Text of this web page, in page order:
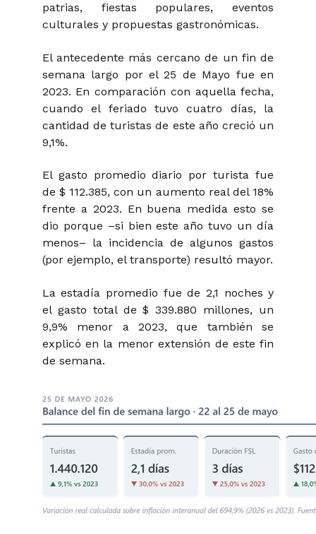
patrias, fiestas populares, eventos
culturales y propuestas gastronómicas.
El antecedente más cercano de un fin de
semana largo por el 25 de Mayo fue en
2023. En comparación con aquella fecha,
cuando el feriado tuvo cuatro días, la
cantidad de turistas de este año creció un
9,1%.
El gasto promedio diario por turista fue
de $ 112.385, con un aumento real del 18%
frente a 2023. En buena medida esto se
dio porque –si bien este año tuvo un día
menos– la incidencia de algunos gastos
(por ejemplo, el transporte) resultó mayor.
La estadía promedio fue de 2,1 noches y
el gasto total de $ 339.880 millones, un
9,9% menor a 2023, que también se
explicó en la menor extensión de este fin
de semana.